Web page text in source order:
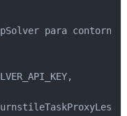
para